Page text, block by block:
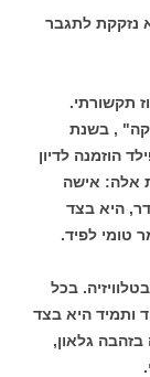
נזקקת לתגבר
תקשורתי.
, בשנת
הוזמנה לדיון
אלה: אישה
היא בצד
טומי לפיד.
בכל
ותמיד היא בצד
בזהבה גלאון,